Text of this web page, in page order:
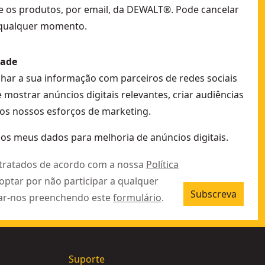
mala TSTAK® II- SKU: DCF99MP2T-QW
QW
XJ
os produtos, por email, da DEWALT®. Pode cancelar
momento.
a sua informação com parceiros de redes sociais
mostrar anúncios digitais relevantes, criar audiências
nossos esforços de marketing.
meus dados para melhoria de anúncios digitais.
de acordo com a nossa Política
por não participar a qualquer
nos preenchendo esteformulário. Subscreva
Suporte